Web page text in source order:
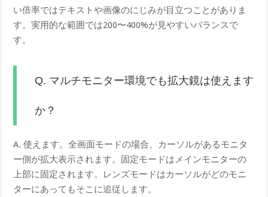
い倍率ではテキストや画像のにじみが目立つことがありま
す。実用的な範囲では200〜400%が見やすいバランスで
す。
Q. マルチモニター環境でも拡大鏡は使えます
か？
A. 使えます。全画面モードの場合、カーソルがあるモニタ
ー側が拡大表示されます。固定モードはメインモニターの
上部に固定されます。レンズモードはカーソルがどのモニ
ターにあってもそこに追従します。